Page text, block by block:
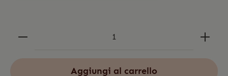
Aggiungi al carrello